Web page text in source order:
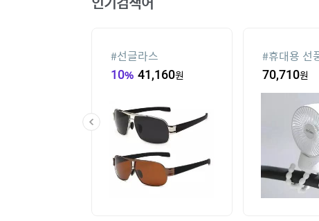
#선글라스
10% 41,160원
#휴대용 선
70,710원